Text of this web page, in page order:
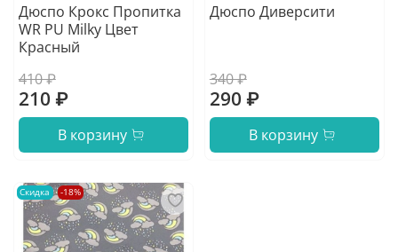
Дюспо Крокс Пропитка
WR PU Milky Цвет
Красный
410 ₽
210 ₽
В корзину
Дюспо Диверсити
340 ₽
290 ₽
В корзину
Скидка -18%